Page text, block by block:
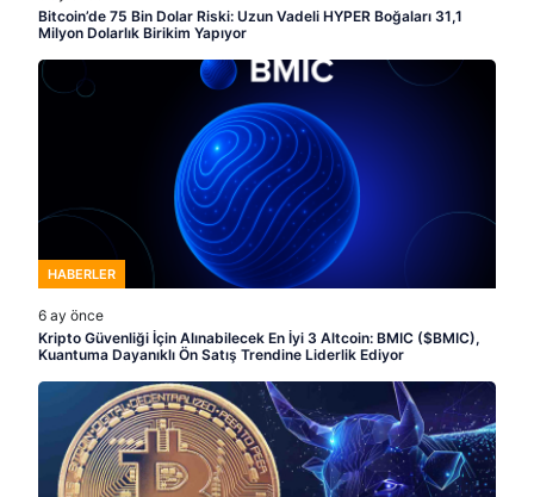
Bitcoin’de 75 Bin Dolar Riski: Uzun Vadeli HYPER Boğaları 31,1
Milyon Dolarlık Birikim Yapıyor
HABERLER
6 ay önce
Kripto Güvenliği İçin Alınabilecek En İyi 3 Altcoin: BMIC ($BMIC),
Kuantuma Dayanıklı Ön Satış Trendine Liderlik Ediyor